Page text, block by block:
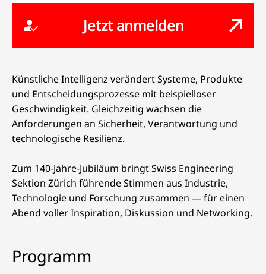
Jetzt anmelden
Künstliche Intelligenz verändert Systeme, Produkte
und Entscheidungsprozesse mit beispielloser
Geschwindigkeit. Gleichzeitig wachsen die
Anforderungen an Sicherheit, Verantwortung und
technologische Resilienz.​
Zum 140-Jahre-Jubiläum bringt Swiss Engineering
Sektion Zürich führende Stimmen aus Industrie,
Technologie und Forschung zusammen — für einen
Abend voller Inspiration, Diskussion und Networking.​
Programm